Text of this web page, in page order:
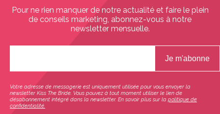
Pour ne rien manquer de notre actualité et faire le plein
de conseils marketing, abonnez-vous à notre
newsletter mensuelle.
Votre adresse de messagerie est uniquement utilisée pour vous envoyer la
newsletter Kiss The Bride. Vous pouvez à tout moment utiliser le lien de
désabonnement intégré dans la newsletter. En savoir plus sur la politique de
confidentialité.